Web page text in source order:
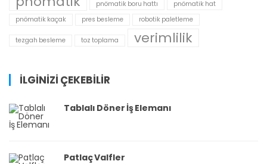
pnömatik boru hattı
pnömatik hat
pnömatik kaçak
pres besleme robotik paletleme
tezgah besleme toz toplama verimlilik
İLGİNİZİ ÇEKEBİLİR
Tablalı Döner İş Elemanı
Patlaç Valfler